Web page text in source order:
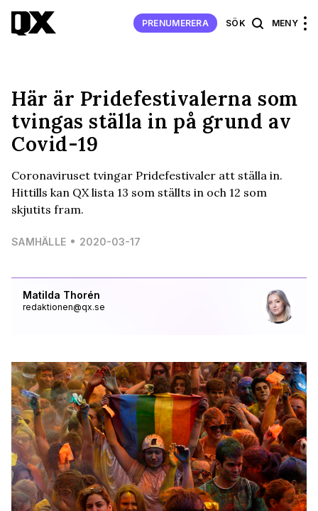
PRENUMERERA SÖK MENY
Matilda Thorén
redaktionen@qx.se
Här är Pridefestivalerna som
tvingas ställa in på grund av
Covid-19
Coronaviruset tvingar Pridefestivaler att ställa in.
Hittills kan QX lista 13 som ställts in och 12 som
skjutits fram.
SAMHÄLLE 2020-03-17